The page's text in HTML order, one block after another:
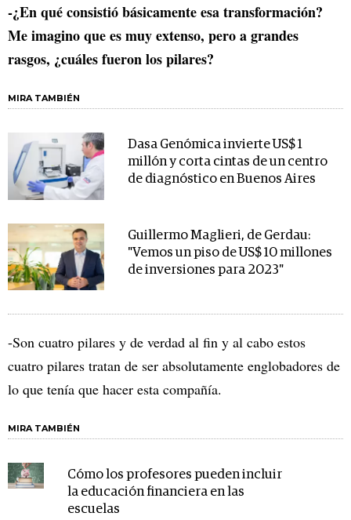
-¿En qué consistió básicamente esa transformación?
Me imagino que es muy extenso, pero a grandes
rasgos, ¿cuáles fueron los pilares?
MIRA TAMBIÉN
Dasa Genómica invierte US$ 1
millón y corta cintas de un centro
de diagnóstico en Buenos Aires
Guillermo Maglieri, de Gerdau:
"Vemos un piso de US$ 10 millones
de inversiones para 2023"
-Son cuatro pilares y de verdad al fin y al cabo estos
cuatro pilares tratan de ser absolutamente englobadores de
lo que tenía que hacer esta compañía.
MIRA TAMBIÉN
Cómo los profesores pueden incluir
la educación financiera en las
escuelas